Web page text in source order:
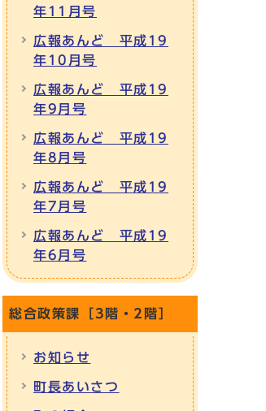
年11月号
広報あんど 平成19
年10月号
広報あんど 平成19
年9月号
広報あんど 平成19
年8月号
広報あんど 平成19
年7月号
広報あんど 平成19
年6月号
総合政策課［3階・2階］
お知らせ
町長あいさつ